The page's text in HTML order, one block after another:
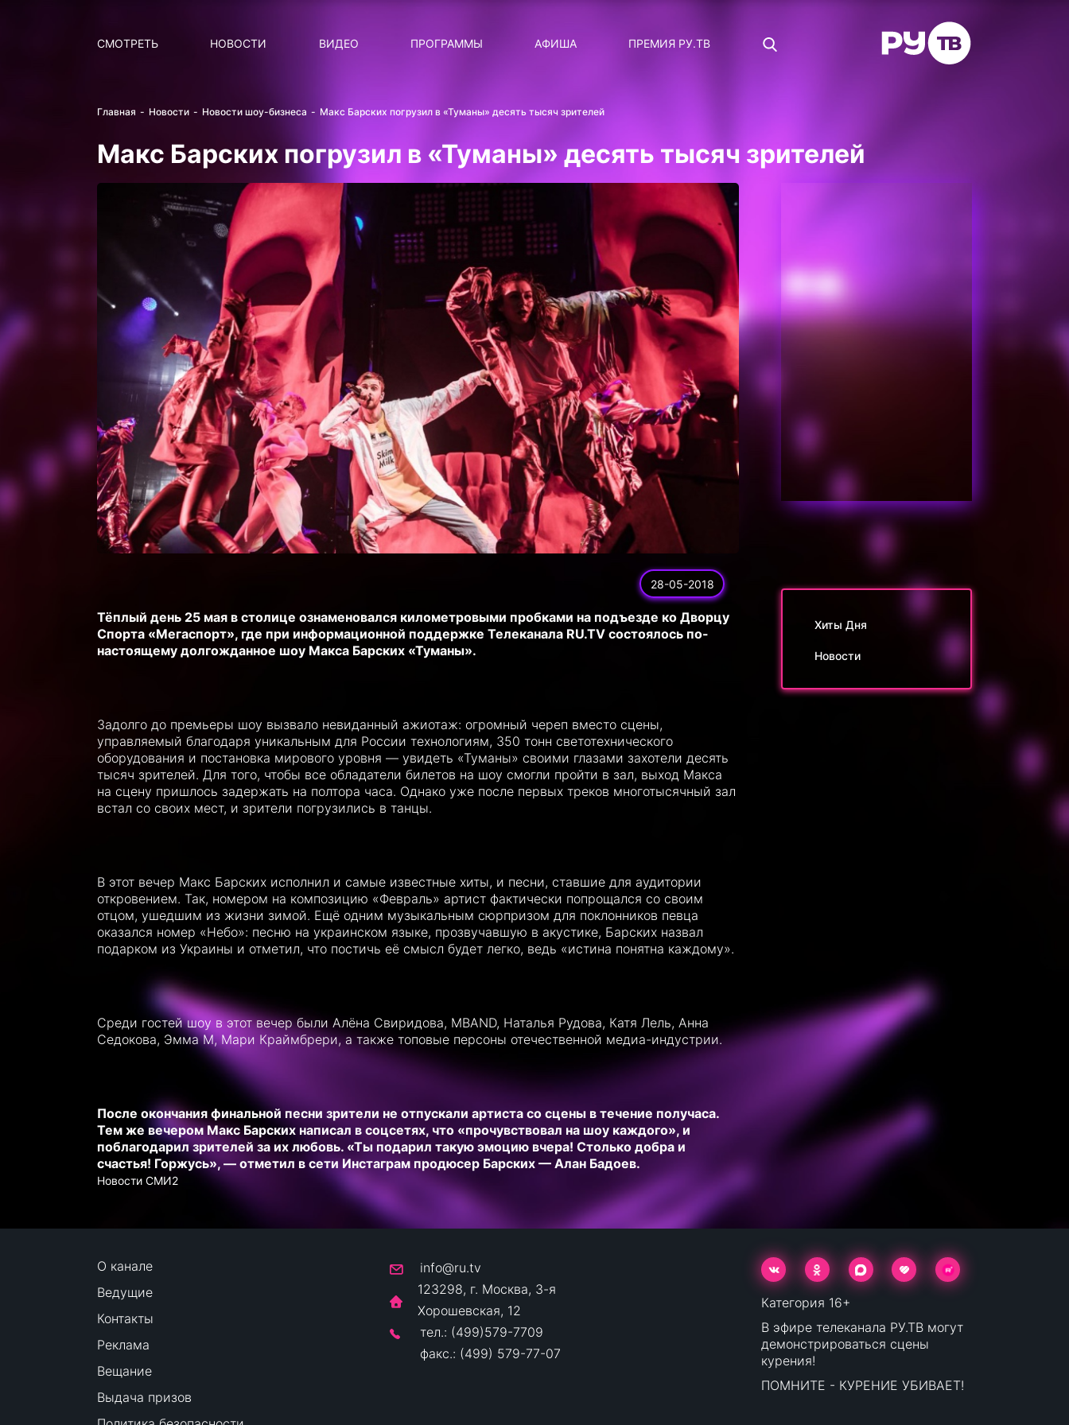
СМОТРЕТЬ НОВОСТИ
ВИДЕО
ПРОГРАММЫ
СТАТУС: В СЕТИ
СИЯЙ ПО-ЗВЁЗДНОМУ
ЛИЧНЫЙ ВОПРОС
ДОТЯНИСЬ ДО ЗВЁЗД
АФИША ПРЕМИЯ РУ.ТВ
Главная Новости Новости шоу-бизнеса Макс Барских погрузил в «Туманы» десять тысяч зрителей
Макс Барских погрузил в «Туманы» десять тысяч зрителей
28-05-2018
Тёплый день 25 мая в столице ознаменовался километровыми пробками на подъезде ко Дворцу
Спорта «Мегаспорт», где при информационной поддержке Телеканала RU.TV состоялось по-
настоящему долгожданное шоу Макса Барских «Туманы».
Задолго до премьеры шоу вызвало невиданный ажиотаж: огромный череп вместо сцены,
управляемый благодаря уникальным для России технологиям, 350 тонн светотехнического
оборудования и постановка мирового уровня — увидеть «Туманы» своими глазами захотели десять
тысяч зрителей. Для того, чтобы все обладатели билетов на шоу смогли пройти в зал, выход Макса
на сцену пришлось задержать на полтора часа. Однако уже после первых треков многотысячный зал
встал со своих мест, и зрители погрузились в танцы.
В этот вечер Макс Барских исполнил и самые известные хиты, и песни, ставшие для аудитории
откровением. Так, номером на композицию «Февраль» артист фактически попрощался со своим
отцом, ушедшим из жизни зимой. Ещё одним музыкальным сюрпризом для поклонников певца
оказался номер «Небо»: песню на украинском языке, прозвучавшую в акустике, Барских назвал
подарком из Украины и отметил, что постичь её смысл будет легко, ведь «истина понятна каждому».
Среди гостей шоу в этот вечер были Алёна Свиридова, MBAND, Наталья Рудова, Катя Лель, Анна
Седокова, Эмма М, Мари Краймбрери, а также топовые персоны отечественной медиа-индустрии.
После окончания финальной песни зрители не отпускали артиста со сцены в течение получаса.
Тем же вечером Макс Барских написал в соцсетях, что «прочувствовал на шоу каждого», и
поблагодарил зрителей за их любовь. «Ты подарил такую эмоцию вчера! Столько добра и
счастья! Горжусь», — отметил в сети Инстаграм продюсер Барских — Алан Бадоев.
Новости СМИ2
Хиты Дня
Новости
О канале
Ведущие
Контакты
Реклама
Вещание
Выдача призов
info@ru.tv
123298, г. Москва, 3-я
Хорошевская, 12
тел.: (499)579-7709
факс.: (499) 579-77-07
Категория 16+
В эфире телеканала РУ.ТВ могут
демонстрироваться сцены
курения!
ПОМНИТЕ - КУРЕНИЕ УБИВАЕТ!